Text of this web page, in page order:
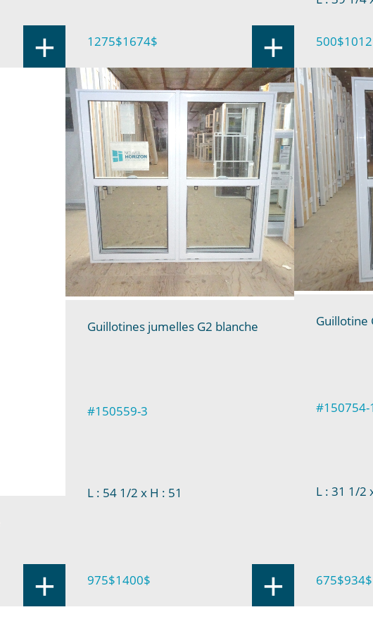
+ 1275$1674$ + 500$
+
Guillotines jumelles G2 blanche
#150559-3
L : 54 1/2 x H : 51
975$1400$ +
Guillotine
#150754-
L : 31 1/2
675$934$